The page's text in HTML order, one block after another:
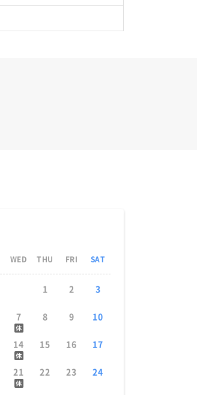
WED THU FRI SAT
1 2 3
7 8 9 10
14 15 16 17
21 22 23 24